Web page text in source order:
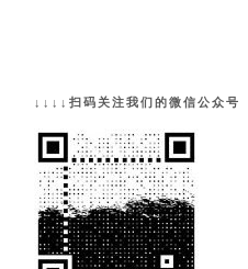
↓↓↓↓扫码关注我们的微信公众号